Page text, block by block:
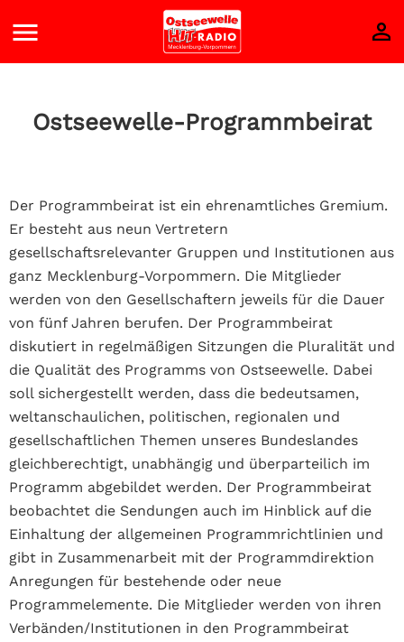
Ostseewelle-Programmbeirat
Der Programmbeirat ist ein ehrenamtliches Gremium.
Er besteht aus neun Vertretern
gesellschaftsrelevanter Gruppen und Institutionen aus
ganz Mecklenburg-Vorpommern. Die Mitglieder
werden von den Gesellschaftern jeweils für die Dauer
von fünf Jahren berufen. Der Programmbeirat
diskutiert in regelmäßigen Sitzungen die Pluralität und
die Qualität des Programms von Ostseewelle. Dabei
soll sichergestellt werden, dass die bedeutsamen,
weltanschaulichen, politischen, regionalen und
gesellschaftlichen Themen unseres Bundeslandes
gleichberechtigt, unabhängig und überparteilich im
Programm abgebildet werden. Der Programmbeirat
beobachtet die Sendungen auch im Hinblick auf die
Einhaltung der allgemeinen Programmrichtlinien und
gibt in Zusammenarbeit mit der Programmdirektion
Anregungen für bestehende oder neue
Programmelemente. Die Mitglieder werden von ihren
Verbänden/Institutionen in den Programmbeirat